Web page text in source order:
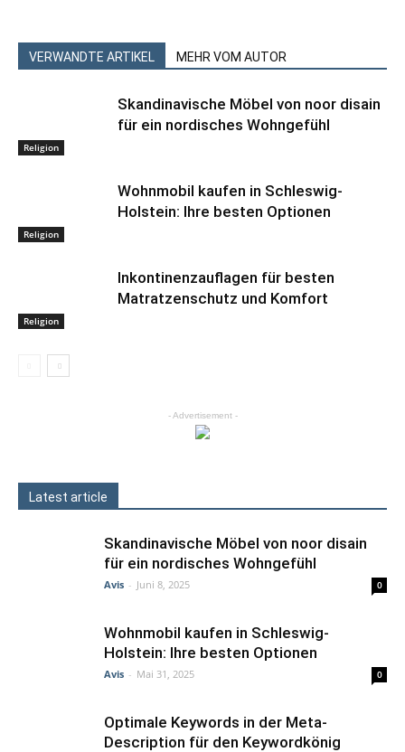
VERWANDTE ARTIKEL MEHR VOM AUTOR
Religion
Skandinavische Möbel von noor disain
für ein nordisches Wohngefühl
Religion
Wohnmobil kaufen in Schleswig-
Holstein: Ihre besten Optionen
Religion
Inkontinenzauflagen für besten
Matratzenschutz und Komfort
- Advertisement -
Latest article
Skandinavische Möbel von noor disain
für ein nordisches Wohngefühl
Avis - Juni 8, 2025 0
Wohnmobil kaufen in Schleswig-
Holstein: Ihre besten Optionen
Avis - Mai 31, 2025 0
Optimale Keywords in der Meta-
Description für den Keywordkönig